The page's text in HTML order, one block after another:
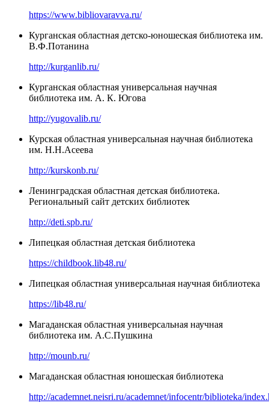
https://www.bibliovaravva.ru/
Курганская областная детско-юношеская библиотека им.
В.Ф.Потанина
http://kurganlib.ru/
Курганская областная универсальная научная
библиотека им. А. К. Югова
http://yugovalib.ru/
Курская областная универсальная научная библиотека
им. Н.Н.Асеева
http://kurskonb.ru/
Ленинградская областная детская библиотека.
Региональный сайт детских библиотек
http://deti.spb.ru/
Липецкая областная детская библиотека
https://childbook.lib48.ru/
Липецкая областная универсальная научная библиотека
https://lib48.ru/
Магаданская областная универсальная научная
библиотека им. А.С.Пушкина
http://mounb.ru/
Магаданская областная юношеская библиотека
http://academnet.neisri.ru/academnet/infocentr/biblioteka/